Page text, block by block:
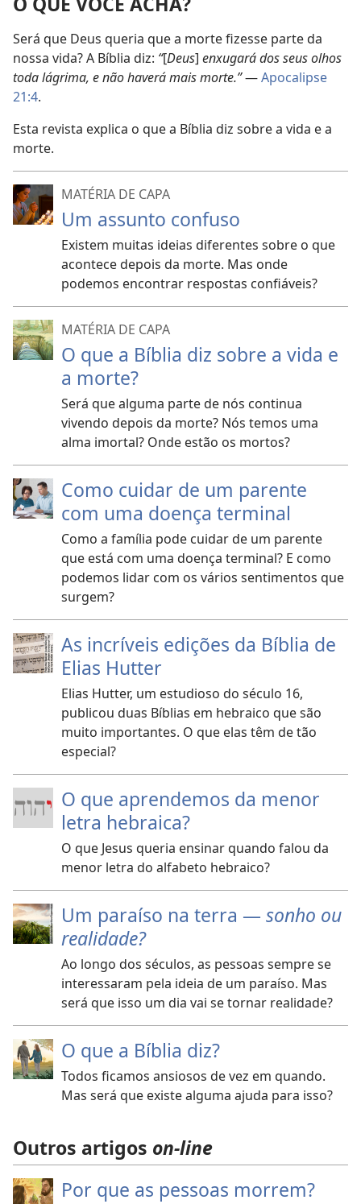
Será que Deus queria que a morte fizesse parte da
nossa vida? A Bíblia diz: “[Deus] enxugará dos seus olhos
toda lágrima, e não haverá mais morte.”—Apocalipse
21:4.
Esta revista explica o que a Bíblia diz sobre a vida e a
morte.
MATÉRIA DE CAPA
Um assunto confuso
Existem muitas ideias diferentes sobre o que
acontece depois da morte. Mas onde
podemos encontrar respostas confiáveis?
MATÉRIA DE CAPA
O que a Bíblia diz sobre a vida e
a morte?
Será que alguma parte de nós continua
vivendo depois da morte? Nós temos uma
alma imortal? Onde estão os mortos?
Como cuidar de um parente
com uma doença terminal
Como a família pode cuidar de um parente
que está com uma doença terminal? E como
podemos lidar com os vários sentimentos que
surgem?
As incríveis edições da Bíblia de
Elias Hutter
Elias Hutter, um estudioso do século 16,
publicou duas Bíblias em hebraico que são
muito importantes. O que elas têm de tão
especial?
O que aprendemos da menor
letra hebraica?
O que Jesus queria ensinar quando falou da
menor letra do alfabeto hebraico?
Um paraíso na terra — sonho ou
realidade?
Ao longo dos séculos, as pessoas sempre se
interessaram pela ideia de um paraíso. Mas
será que isso um dia vai se tornar realidade?
O que a Bíblia diz?
Todos ficamos ansiosos de vez em quando.
Mas será que existe alguma ajuda para isso?
Outros artigos on-line
Por que as pessoas morrem?